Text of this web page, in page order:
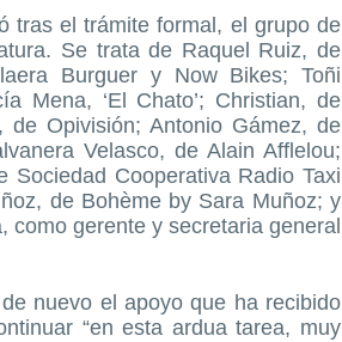
tras el trámite formal, el grupo de
Se trata de Raquel Ruiz, de
Burguer y Now Bikes; Toñi
Mena, ‘El Chato’; Christian, de
Opivisión; Antonio Gámez, de
Velasco, de Alain Afflelou;
Cooperativa Radio Taxi
de Bohème by Sara Muñoz; y
como gerente y secretaria general
nuevo el apoyo que ha recibido
“en esta ardua tarea, muy